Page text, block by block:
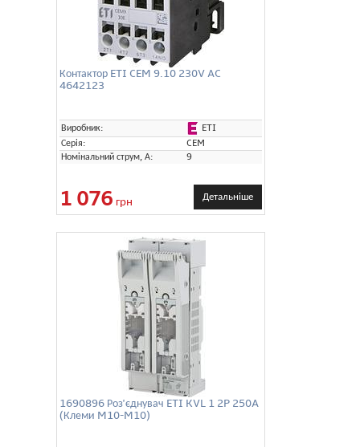
Контактор ETI CEM 9.10 230V AC
4642123
Виробник:
ETI
Серія:
CEM
Номінальний струм, А:
9
1 076 грн Детальніше
1690896 Роз'єднувач ETI KVL 1 2P 250A
(Клеми M10-M10)